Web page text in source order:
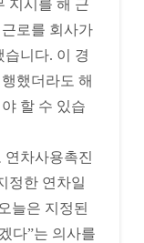
지시를 해 근
로를 회사가
니다. 이 경
했더라도 해
할 수 있습
차사용촉진
정한 연차일
늘은 지정된
다”는 의사를